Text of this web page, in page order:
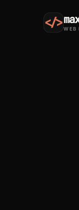
</>WEB